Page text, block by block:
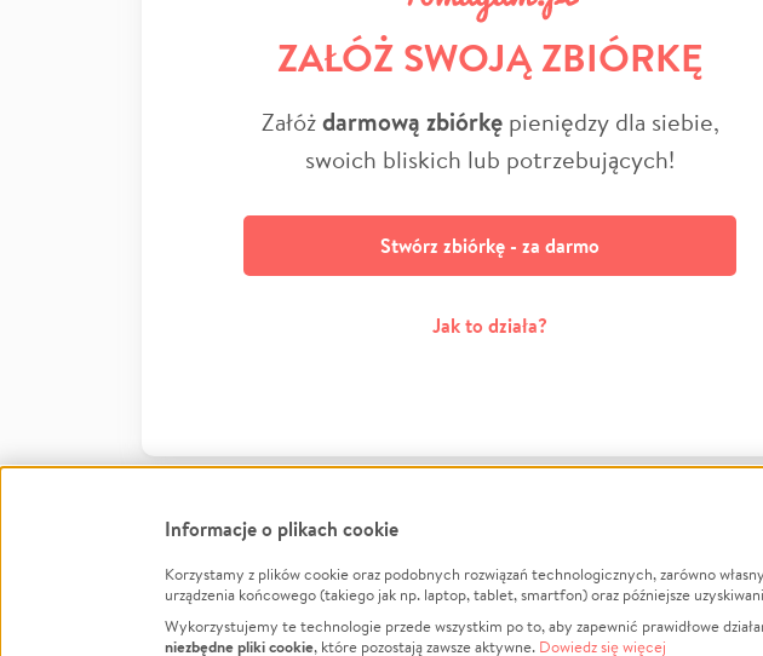
ZAŁÓŻ SWOJĄ ZBIÓRKĘ
Załóżdarmową zbiórkępieniędzy dla siebie,
swoich bliskich lub potrzebujących!
Stwórz zbiórkę - za darmo
Jak to działa?
Informacje
Jak to działa?
Informacje o plikach cookie
Korzystamy z plików cookie oraz podobnych rozwiązań technologicznych, zarówno
urządzenia końcowego (takiego jak np. laptop, tablet, smartfon) oraz późniejsze
Wykorzystujemy te technologie przede wszystkim po to, aby zapewnić prawidłowe
niezbędne pliki cookie, które pozostają zawsze aktywne. Dowiedz się więcej